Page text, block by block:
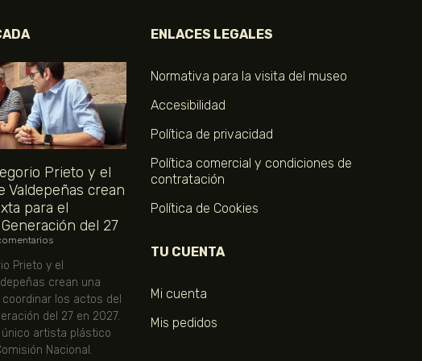
Prieto y el
Valdepeñas crean
para el
del 27
Prieto y el
crean una
los actos del
del 27 en 2027.
artista plástico
Nacional.
ENLACES LEGALES
Normativa para la visita del museo
Accesibilidad
Política de privacidad
Política comercial y condiciones de
contratación
Política de Cookies
TU CUENTA
Mi cuenta
Mis pedidos